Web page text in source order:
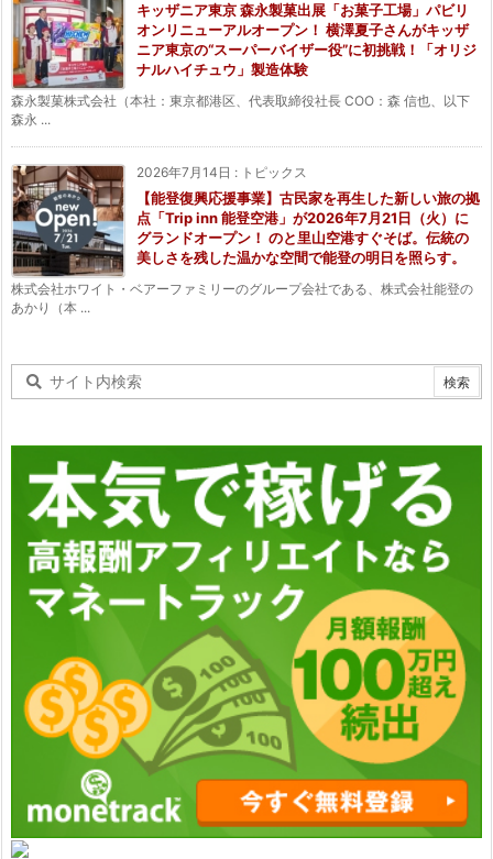
キッザニア東京 森永製菓出展「お菓子工場」パビリ
オンリニューアルオープン！ 横澤夏子さんがキッザ
ニア東京の“スーパーバイザー役”に初挑戦！「オリジ
ナルハイチュウ」製造体験
森永製菓株式会社（本社：東京都港区、代表取締役社長 COO：森 信也、以下
森永 ...
2026年7月14日 : トピックス
【能登復興応援事業】古民家を再生した新しい旅の拠
点「Trip inn 能登空港」が2026年7月21日（火）に
グランドオープン！ のと里山空港すぐそば。伝統の
美しさを残した温かな空間で能登の明日を照らす。
株式会社ホワイト・ベアーファミリーのグループ会社である、株式会社能登の
あかり（本 ...